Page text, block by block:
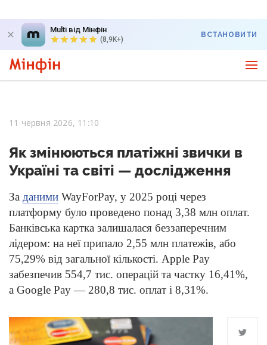
Multi від Мінфін
(8,9K+)
ВСТАНОВИТИ
11 червня 2026, 11:10
Як змінюються платіжні звички в
Україні та світі — дослідження
За даними WayForPay, у 2025 році через
платформу було проведено понад 3,38 млн оплат.
Банківська картка залишалася беззаперечним
лідером: на неї припало 2,55 млн платежів, або
75,29% від загальної кількості. Apple Pay
забезпечив 554,7 тис. операцій та частку 16,41%,
а Google Pay — 280,8 тис. оплат і 8,31%.